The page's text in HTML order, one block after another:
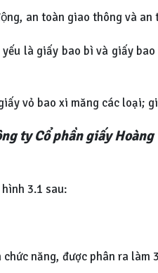
an toàn giao thông và an
là giấy bao bì và giấy
vỏ bao xi măng các loại;
ty Cổ phần giấy Hoàng
3.1 sau:
năng, được phân ra làm